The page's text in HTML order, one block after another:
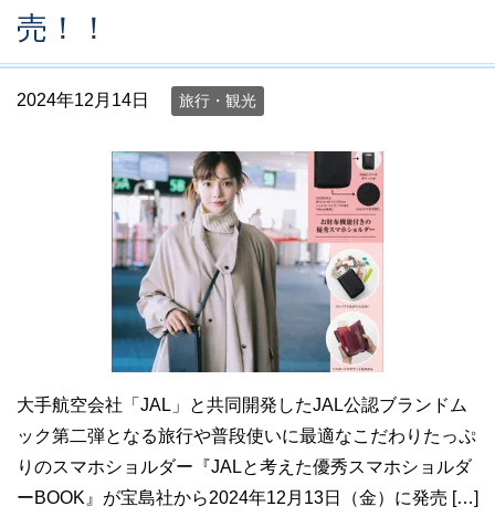
売！！
2024年12月14日 旅行・観光
大手航空会社「JAL」と共同開発したJAL公認ブランドム
ック第二弾となる旅行や普段使いに最適なこだわりたっぷ
りのスマホショルダー『JALと考えた優秀スマホショルダ
ーBOOK』が宝島社から2024年12月13日（金）に発売 […]